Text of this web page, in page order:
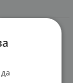
и точки и
за
на
Benzocaine,